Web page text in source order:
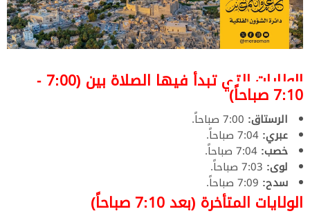
الولايات التي تبدأ فيها الصلاة بين (7:00 -
7:10 صباحاً)
الرستاق:
عبري:
خصب:
لوى:
سدح:
​الولايات المتأخرة (بعد 7:10 صباحاً)